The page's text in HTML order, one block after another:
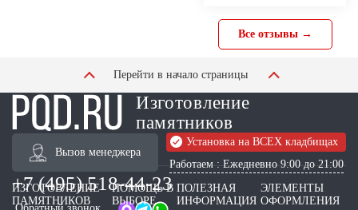
Все отзывы →
Перейти в начало страницы
Изготовление
памятников
Вызов менеджера
Установка на ВСЕХ кладбищах
Работаем : Ежедневно 9:00 до 21:00
+7 (495) 518-44-23
ИЗГОТОВЛЕНИЕ
ПАМЯТНИКОВ
ПОМОЩЬ В
ВЫБОРЕ
ПОЛЕЗНАЯ
ИНФОРМАЦИЯ
ЭЛЕМЕНТЫ
ОФОРМЛЕНИЯ